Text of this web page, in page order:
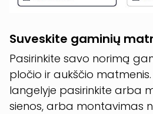
Suveskite gaminių
Pasirinkite savo norimą
pločio ir aukščio
langelyje pasirinkite arba
sienos, arba montavimas